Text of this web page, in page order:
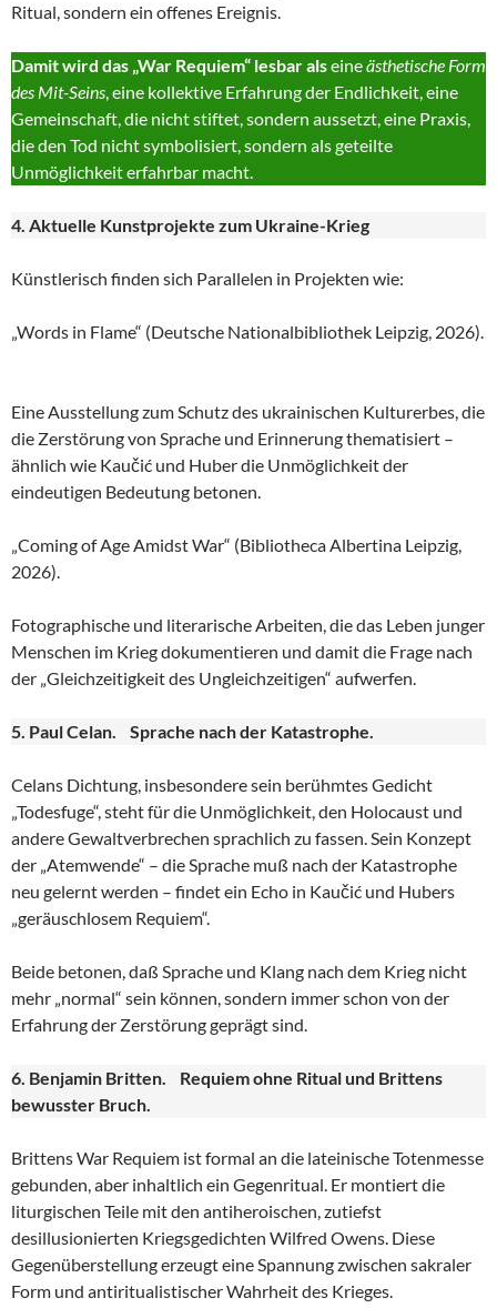
Ritual, sondern ein offenes Ereignis.
Damit wird das „War Requiem“ lesbar alseineästhetische Form
des Mit-Seins, eine kollektive Erfahrung der Endlichkeit, eine
Gemeinschaft, die nicht stiftet, sondern aussetzt, eine Praxis,
die den Tod nicht symbolisiert, sondern als geteilte
Unmöglichkeit erfahrbar macht.
4. Aktuelle Kunstprojekte zum Ukraine-Krieg
Künstlerisch finden sich Parallelen in Projekten wie:
„Words in Flame“ (Deutsche Nationalbibliothek Leipzig, 2026).
Eine Ausstellung zum Schutz des ukrainischen Kulturerbes, die
die Zerstörung von Sprache und Erinnerung thematisiert –
ähnlich wie Kaučić und Huber die Unmöglichkeit der
eindeutigen Bedeutung betonen.
„Coming of Age Amidst War“ (Bibliotheca Albertina Leipzig,
2026).
Fotographische und literarische Arbeiten, die das Leben junger
Menschen im Krieg dokumentieren und damit die Frage nach
der „Gleichzeitigkeit des Ungleichzeitigen“ aufwerfen.
5. Paul Celan. Sprache nach der Katastrophe.
Celans Dichtung, insbesondere sein berühmtes Gedicht
„Todesfuge“, steht für die Unmöglichkeit, den Holocaust und
andere Gewaltverbrechen sprachlich zu fassen. Sein Konzept
der „Atemwende“ – die Sprache muß nach der Katastrophe
neu gelernt werden – findet ein Echo in Kaučić und Hubers
„geräuschlosem Requiem“.
Beide betonen, daß Sprache und Klang nach dem Krieg nicht
mehr „normal“ sein können, sondern immer schon von der
Erfahrung der Zerstörung geprägt sind.
6. Benjamin Britten. Requiem ohne Ritual und Brittens
bewusster Bruch.
Brittens War Requiem ist formal an die lateinische Totenmesse
gebunden, aber inhaltlich ein Gegenritual. Er montiert die
liturgischen Teile mit den antiheroischen, zutiefst
desillusionierten Kriegsgedichten Wilfred Owens. Diese
Gegenüberstellung erzeugt eine Spannung zwischen sakraler
Form und antiritualistischer Wahrheit des Krieges.